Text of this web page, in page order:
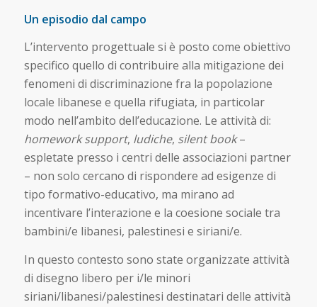
Un episodio dal campo
L’intervento progettuale si è posto come obiettivo
specifico quello di contribuire alla mitigazione dei
fenomeni di discriminazione fra la popolazione
locale libanese e quella rifugiata, in particolar
modo nell’ambito dell’educazione. Le attività di:
homework support, ludiche, silent book–
espletate presso i centri delle associazioni partner
– non solo cercano di rispondere ad esigenze di
tipo formativo-educativo, ma mirano ad
incentivare l’interazione e la coesione sociale tra
bambini/e libanesi, palestinesi e siriani/e.
In questo contesto sono state organizzate attività
di disegno libero per i/le minori
siriani/libanesi/palestinesi destinatari delle attività